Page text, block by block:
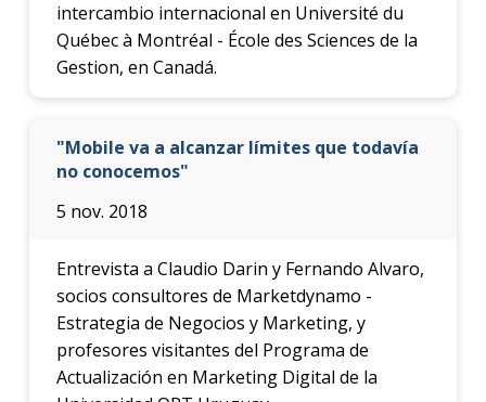
intercambio internacional en Université du
Québec à Montréal - École des Sciences de la
Gestion, en Canadá.
"Mobile va a alcanzar límites que todavía
no conocemos"
5 nov. 2018
Entrevista a Claudio Darin y Fernando Alvaro,
socios consultores de Marketdynamo -
Estrategia de Negocios y Marketing, y
profesores visitantes del Programa de
Actualización en Marketing Digital de la